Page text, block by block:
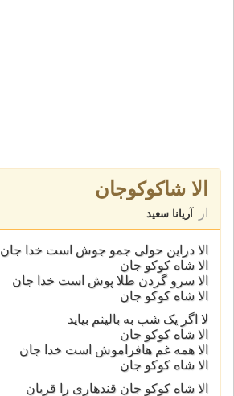
الا شاکوکوجان
از آریانا سعید
الا دراین حولی جمو جوش است خدا جان
الا شاه کوکو جان
الا سرو گردن طلا پوش است خدا جان
الا شاه کوکو جان
لا اگر یک شب به بالینم بیاید
الا شاه کوکو جان
الا همه غم هافراموش است خدا جان
الا شاه کوکو جان
الا شاه کوکو جان قندهاری را قربان